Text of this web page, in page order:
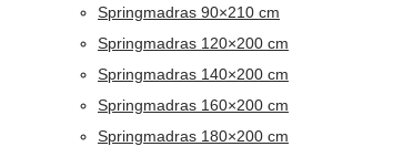
Springmadras 90×210 cm
Springmadras 120×200 cm
Springmadras 140×200 cm
Springmadras 160×200 cm
Springmadras 180×200 cm